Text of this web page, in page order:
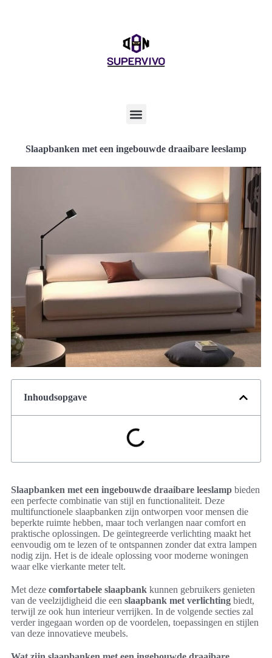
Slaapbanken met een ingebouwde draaibare leeslamp
Inhoudsopgave
Slaapbanken met een ingebouwde draaibare leeslamp bieden
een perfecte combinatie van stijl en functionaliteit. Deze
multifunctionele slaapbanken zijn ontworpen voor mensen die
beperkte ruimte hebben, maar toch verlangen naar comfort en
praktische oplossingen. De geïntegreerde verlichting maakt het
eenvoudig om te lezen of te ontspannen zonder dat extra lampen
nodig zijn. Het is de ideale oplossing voor moderne woningen
waar elke vierkante meter telt.
Met deze comfortabele slaapbank kunnen gebruikers genieten
van de veelzijdigheid die een slaapbank met verlichting biedt,
terwijl ze ook hun interieur verrijken. In de volgende secties zal
verder ingegaan worden op de voordelen, toepassingen en stijlen
van deze innovatieve meubels.